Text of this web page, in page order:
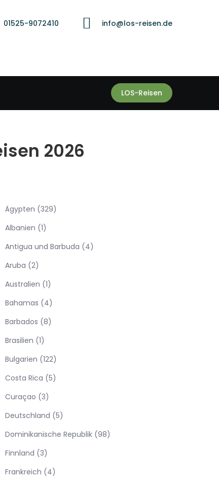
01525-9072410 info@los-reisen.de
LOS-Reisen
2026
Ägypten (329)
Albanien (1)
Antigua und Barbuda (4)
Aruba (2)
Australien (1)
Bahamas (4)
Barbados (8)
Brasilien (1)
Bulgarien (122)
Costa Rica (5)
Curaçao (3)
Deutschland (5)
Dominikanische Republik (98)
Finnland (3)
Frankreich (4)